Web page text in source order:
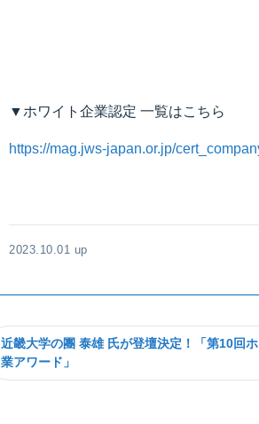
▼ホワイト企業認定 一覧はこちら
https://mag.jws-japan.or.jp/
2023.10.01 up
近畿大学の團 泰雄 氏が登壇決定！「第10回
業アワード」